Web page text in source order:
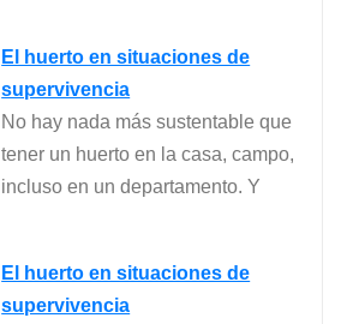
El huerto en situaciones de
supervivencia
No hay nada más sustentable que
tener un huerto en la casa, campo,
incluso en un departamento. Y
El huerto en situaciones de
supervivencia